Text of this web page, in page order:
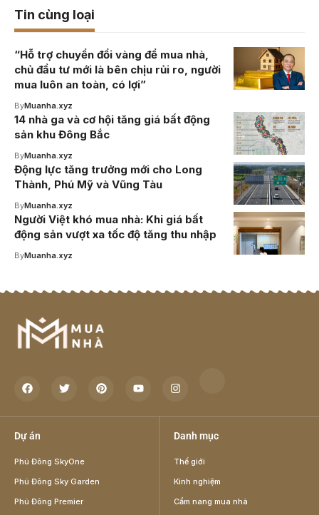
Tin cùng loại
“Hỗ trợ chuyển đổi vàng để mua nhà,
chủ đầu tư mới là bên chịu rủi ro, người
mua luôn an toàn, có lợi”
ByMuanha.xyz
14 nhà ga và cơ hội tăng giá bất động
sản khu Đông Bắc
ByMuanha.xyz
Động lực tăng trưởng mới cho Long
Thành, Phú Mỹ và Vũng Tàu
ByMuanha.xyz
Người Việt khó mua nhà: Khi giá bất
động sản vượt xa tốc độ tăng thu nhập
ByMuanha.xyz
Dự án
Phú Đông SkyOne
Phú Đông Sky Garden
Phú Đông Premier
Danh mục
Thế giới
Kinh nghiệm
Cẩm nang mua nhà